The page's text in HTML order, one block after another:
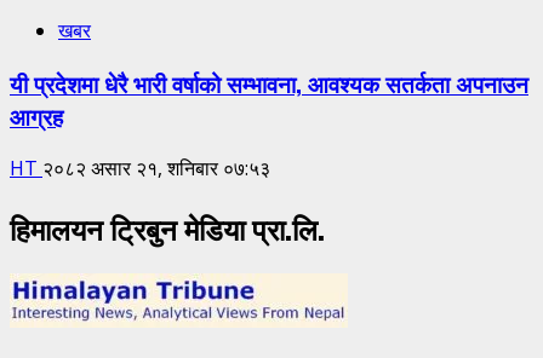
खबर
यी प्रदेशमा धेरै भारी वर्षाको सम्भावना, आवश्यक सतर्कता अपनाउन
आग्रह
HT २०८२ असार २१, शनिबार ०७:५३
हिमालयन ट्रिबुन मेडिया प्रा.लि.